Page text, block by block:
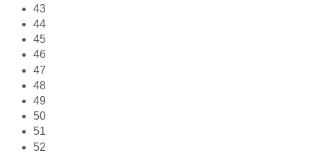
43
44
45
46
47
48
49
50
51
52